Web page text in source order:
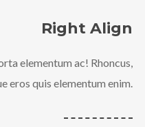
Right Align
elementum ac! Rhoncus,
eros quis elementum enim.